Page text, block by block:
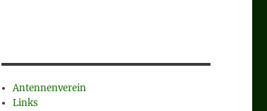
Antennenverein
Links